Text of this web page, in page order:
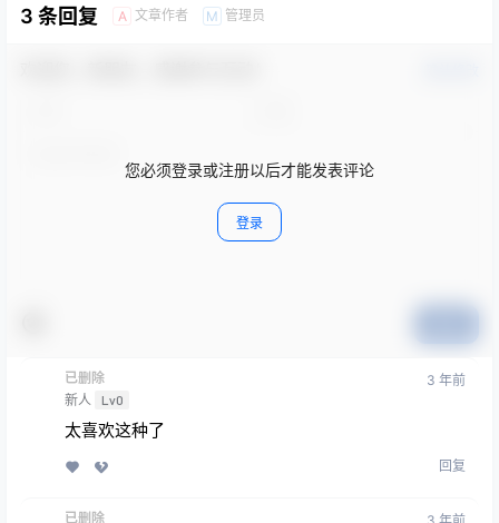
3 条回复 A 文章作者 M 管理员
您必须登录或注册以后才能发表评论
登录
已删除
新人
Lv0
3 年前
太喜欢这种了
回复
已删除